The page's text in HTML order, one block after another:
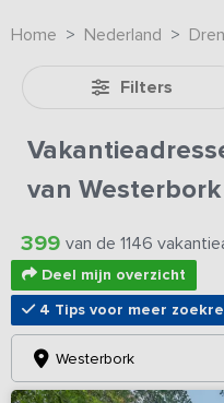
Home Nederland
Filters
van Westerbork
399 van de 1146
Deel mijn overzicht
4 Tips voor meer
Westerbork